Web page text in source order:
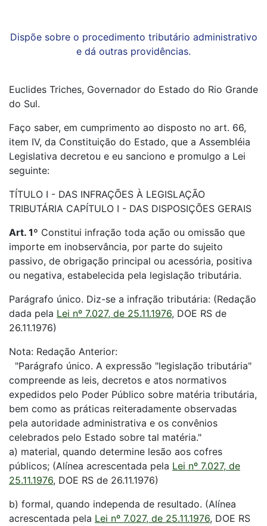
Dispõe sobre o procedimento tributário administrativo
e dá outras providências.
Euclides Triches, Governador do Estado do Rio Grande
do Sul.
Faço saber, em cumprimento ao disposto no art. 66,
item IV, da Constituição do Estado, que a Assembléia
Legislativa decretou e eu sanciono e promulgo a Lei
seguinte:
TÍTULO I - DAS INFRAÇÕES À LEGISLAÇÃO
TRIBUTÁRIA CAPÍTULO I - DAS DISPOSIÇÕES GERAIS
Art. 1º Constitui infração toda ação ou omissão que
importe em inobservância, por parte do sujeito
passivo, de obrigação principal ou acessória, positiva
ou negativa, estabelecida pela legislação tributária.
Parágrafo único. Diz-se a infração tributária: (Redação
dada pela Lei nº 7.027, de 25.11.1976, DOE RS de
26.11.1976)
Nota: Redação Anterior:
"Parágrafo único. A expressão "legislação tributária"
compreende as leis, decretos e atos normativos
expedidos pelo Poder Público sobre matéria tributária,
bem como as práticas reiteradamente observadas
pela autoridade administrativa e os convênios
celebrados pelo Estado sobre tal matéria."
a) material, quando determine lesão aos cofres
públicos; (Alínea acrescentada pela Lei nº 7.027, de
25.11.1976, DOE RS de 26.11.1976)
b) formal, quando independa de resultado. (Alínea
acrescentada pela Lei nº 7.027, de 25.11.1976, DOE RS